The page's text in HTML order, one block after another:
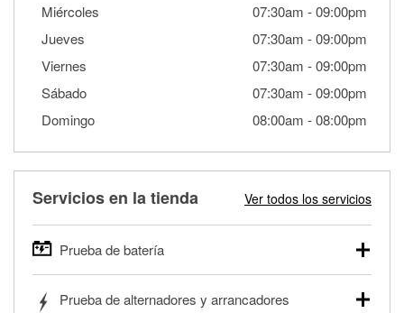
Miércoles
07:30am -09:00pm
Jueves
07:30am -09:00pm
Viernes
07:30am -09:00pm
Sábado
07:30am -09:00pm
Domingo
08:00am -08:00pm
Servicios en la tienda Ver todos los servicios
Prueba de batería
autos, camionetas, SUVs, vehículos comerciales y
Prueba de alternadores y arrancadores